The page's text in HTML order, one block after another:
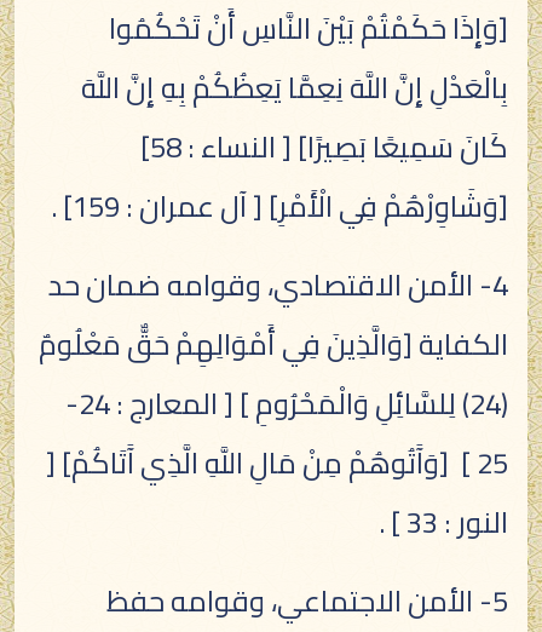
[وَإِذَا حَكَمْتُمْ بَيْنَ النَّاسِ أَنْ تَحْكُمُوا
بِالْعَدْلِ إِنَّ اللَّهَ نِعِمَّا يَعِظُكُمْ بِهِ إِنَّ اللَّهَ
كَانَ سَمِيعًا بَصِيرًا] [ النساء : 58]
[وَشَاوِرْهُمْ فِي الْأَمْرِ] [ آل عمران : 159] .
4- الأمن الاقتصادي، وقوامه ضمان حد
الكفاية [وَالَّذِينَ فِي أَمْوَالِهِمْ حَقٌّ مَعْلُومٌ
(24) لِلسَّائِلِ وَالْمَحْرُومِ ] [ المعارج : 24-
25 ] [وَآَتُوهُمْ مِنْ مَالِ اللَّهِ الَّذِي آَتَاكُمْ] [
النور : 33 ] .
5- الأمن الاجتماعي، وقوامه حفظ